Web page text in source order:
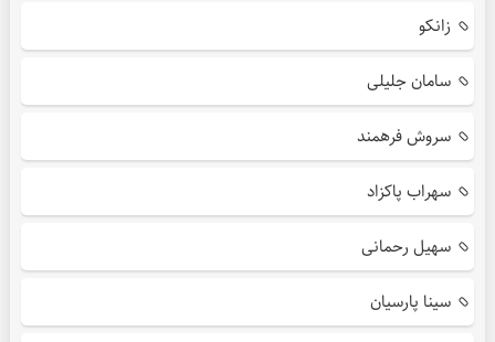
زانکو
سامان جلیلی
سروش فرهمند
سهراب پاکزاد
سهیل رحمانی
سینا پارسیان